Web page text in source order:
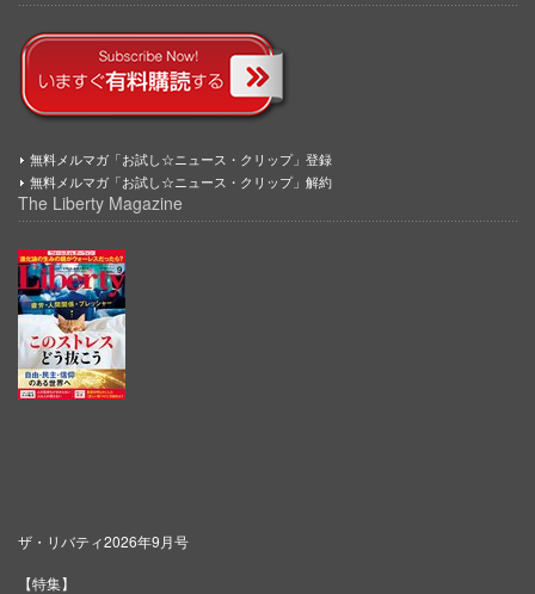
無料メルマガ「お試し☆ニュース・クリップ」登録
無料メルマガ「お試し☆ニュース・クリップ」解約
The Liberty Magazine
ザ・リバティ2026年9月号
【特集】